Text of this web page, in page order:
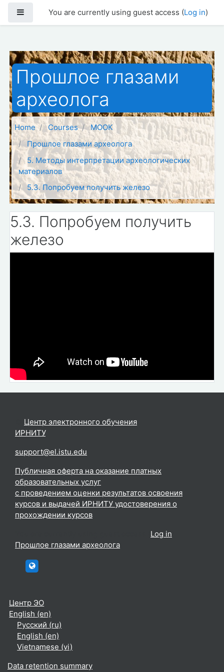
Side panelYou are currently using guest access (Log in)
Прошлое глазами
археолога
Home Courses
МООК
Прошлое глазами археолога
5. Методы интерпретации археологических
материалов
5.3. Попробуем получить железо
5.3. Попробуем получить
железо
Центр электронного обучения
ИРНИТУ.
support@el.istu.edu
Публичная оферта на оказание платных
образовательных услуг
с проведением оценки результатов освоения
курсов и выдачей ИРНИТУ удостоверения о
прохождении курсов
Log in
Прошлое глазами археолога
Центр ЭО
English ‎(en)‎
Русский ‎(ru)‎
English ‎(en)‎
Vietnamese ‎(vi)‎
Data retention summary